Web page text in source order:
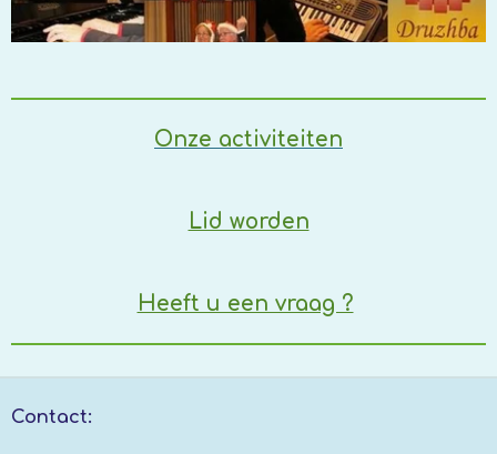
Onze activiteiten
Lid worden
Heeft u een vraag ?
Contact: